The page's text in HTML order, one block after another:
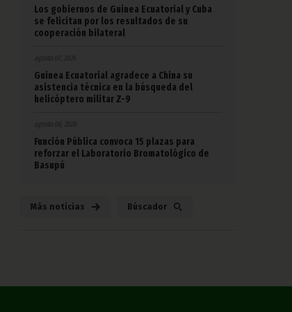
Los gobiernos de Guinea Ecuatorial y Cuba
se felicitan por los resultados de su
cooperación bilateral
agosto 07, 2026
Guinea Ecuatorial agradece a China su
asistencia técnica en la búsqueda del
helicóptero militar Z-9
agosto 06, 2026
Función Pública convoca 15 plazas para
reforzar el Laboratorio Bromatológico de
Basupú
Más noticias Búscador